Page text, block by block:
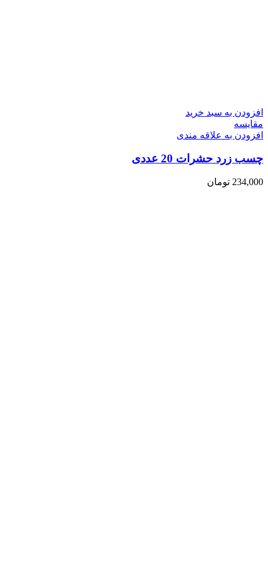
افزودن به سبد خرید
مقایسه
افزودن به علاقه مندی
چسب زرد حشرات 20 عددی
234,000 تومان